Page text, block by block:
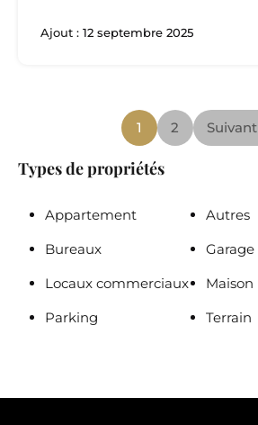
Ajout : 12 septembre 2025
1 2 Suivant
Types de propriétés
Appartement
Autres
Bureaux
Garage
Locaux commerciaux
Maison
Parking
Terrain